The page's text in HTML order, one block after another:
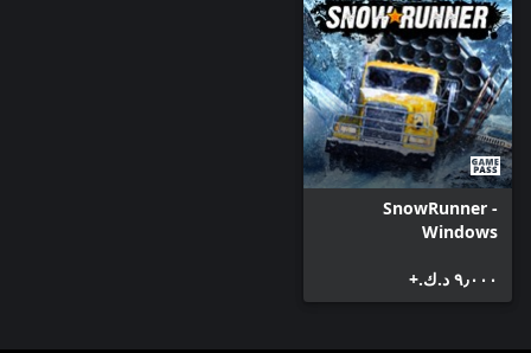
SnowRunner -
Windows
٩٫٠٠٠ د.ك.‏+